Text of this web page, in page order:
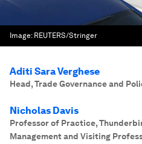
Image: REUTERS/Stringer
Aditi Sara Verghese
Head, Trade Governance and
Nicholas Davis
Professor of Practice,
Management and Visiting